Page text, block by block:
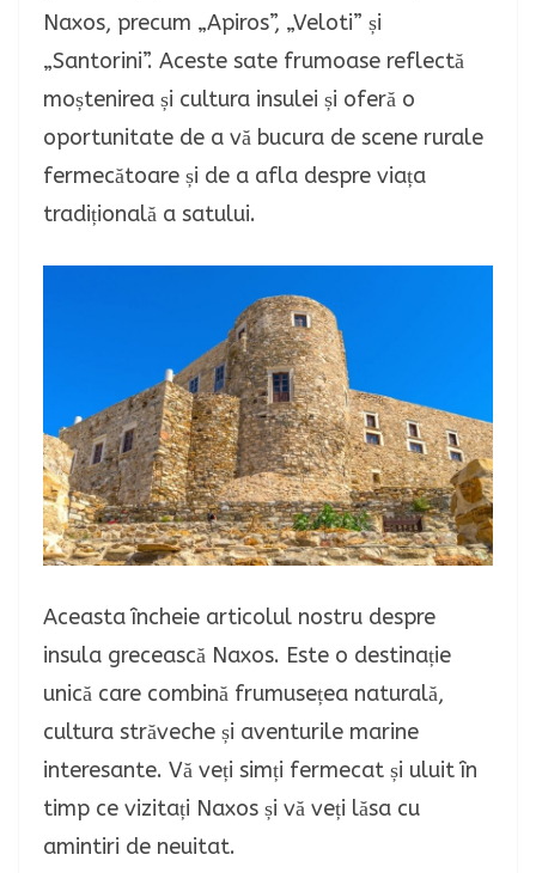
Naxos, precum „Apiros”, „Veloti” și
„Santorini”. Aceste sate frumoase reflectă
moștenirea și cultura insulei și oferă o
oportunitate de a vă bucura de scene rurale
fermecătoare și de a afla despre viața
tradițională a satului.
Aceasta încheie articolul nostru despre
insula grecească Naxos. Este o destinație
unică care combină frumusețea naturală,
cultura străveche și aventurile marine
interesante. Vă veți simți fermecat și uluit în
timp ce vizitați Naxos și vă veți lăsa cu
amintiri de neuitat.